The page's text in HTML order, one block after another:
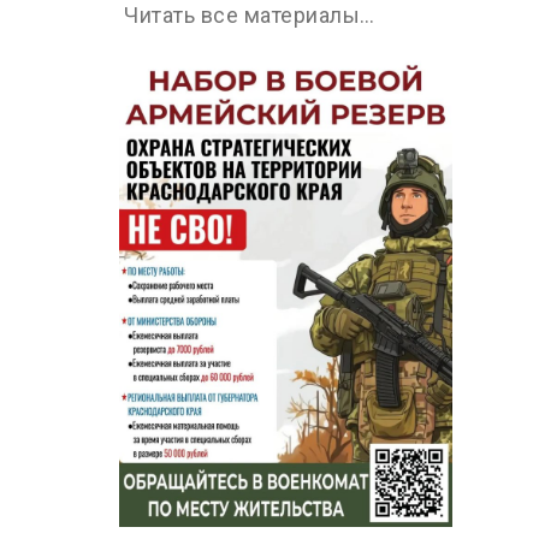
Читать все материалы…